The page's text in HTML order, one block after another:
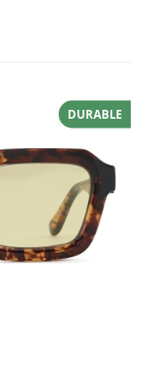
DURABLE